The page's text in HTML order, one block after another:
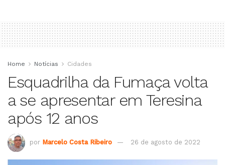
Home Notícias Cidades
Esquadrilha da Fumaça volta
a se apresentar em Teresina
após 12 anos
por Marcelo Costa Ribeiro 26 de agosto de 2022